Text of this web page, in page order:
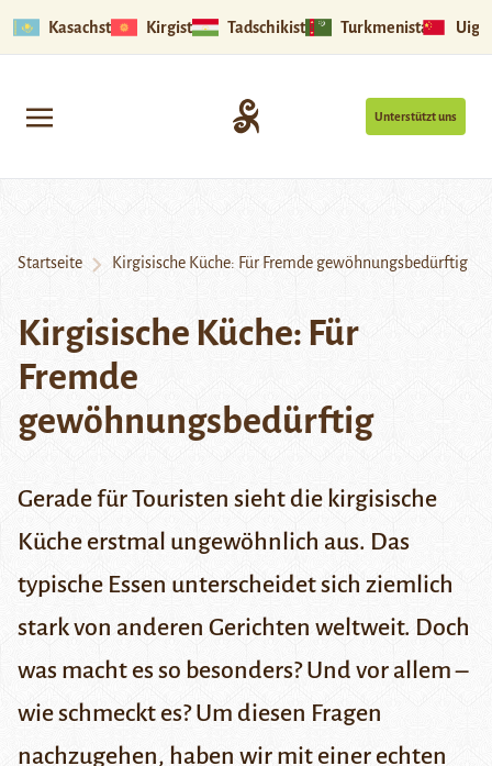
Kasachstan Kirgistan Tadschikistan Turkmenistan
Unterstützt uns
Startseite Kirgisische Küche: Für Fremde gewöhnungsbedürftig
Kirgisische Küche: Für
Fremde
gewöhnungsbedürftig
GeradefürTouristen siehtdie kirgisische
Kücheerstmal ungewöhnlich aus. Das
typische Essen unterscheidetsich ziemlich
starkvon anderen Gerichten weltweit. Doch
was macht es so besonders? Und vor allem –
wie schmeckt es? Um diesen Fragen
nachzugehen, haben wir mit einer echten